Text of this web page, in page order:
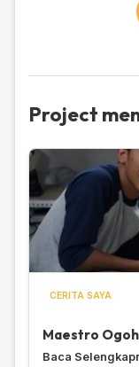
Project
CERITA SAYA
Maestro
Baca